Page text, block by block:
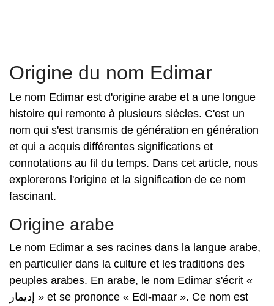
Origine du nom Edimar
Le nom Edimar est d'origine arabe et a une longue
histoire qui remonte à plusieurs siècles. C'est un
nom qui s'est transmis de génération en génération
et qui a acquis différentes significations et
connotations au fil du temps. Dans cet article, nous
explorerons l'origine et la signification de ce nom
fascinant.
Origine arabe
Le nom Edimar a ses racines dans la langue arabe,
en particulier dans la culture et les traditions des
peuples arabes. En arabe, le nom Edimar s'écrit «
إديمار » et se prononce « Edi-maar ». Ce nom est